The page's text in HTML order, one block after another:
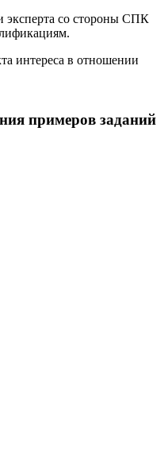
эксперта со стороны СПК
интереса в отношении
примеров заданий